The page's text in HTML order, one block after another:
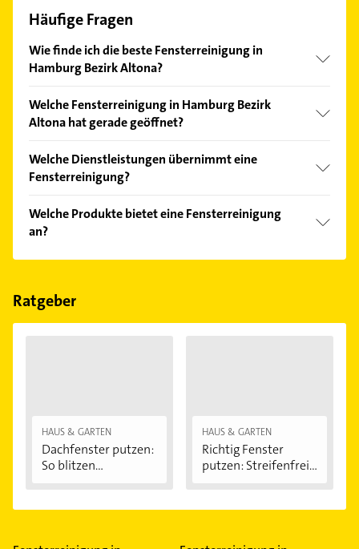
Häufige Fragen
Wie finde ich die beste Fensterreinigung in
Hamburg Bezirk Altona?
Kundenmeinungen und profitieren Sie von den
Empfehlungen. Die Suchergebnisse können Sie sich
Welche Fensterreinigung in Hamburg Bezirk
Altona hat gerade geöffnet?
Bitte beachten Sie, dass diese an Sonn- und
Feiertagen abweichen können.
Welche Dienstleistungen übernimmt eine
Fensterreinigung?
Büroreinigung, Gebäudereinigung, Teppichreinigung,
Bauendreinigung und Fassadenreinigung.
Welche Produkte bietet eine Fensterreinigung
an?
Das Angebot umfasst unter anderem
Ratgeber
HAUS & GARTEN
Dachfenster putzen:
So blitzen...
HAUS & GARTEN
Richtig Fenster
putzen: Streifenfrei...